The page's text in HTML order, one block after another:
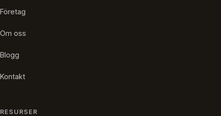
Företag
Om oss
Blogg
Kontakt
RESURSER